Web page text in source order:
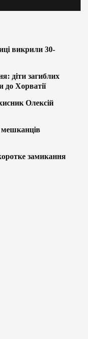
викрили 30-
діти загиблих
до Хорватії
Олексій
замикання